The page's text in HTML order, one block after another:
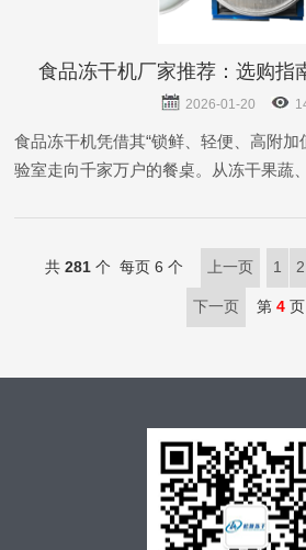
食品冻干机厂家推荐：选购指
2026-01-20
食品冻干机凭借其“锁鲜、轻便、高附加
验室走向千家万户的餐桌。从冻干果蔬
共281 个 每页 6 个 上一页 1 2
下一页 第 4页